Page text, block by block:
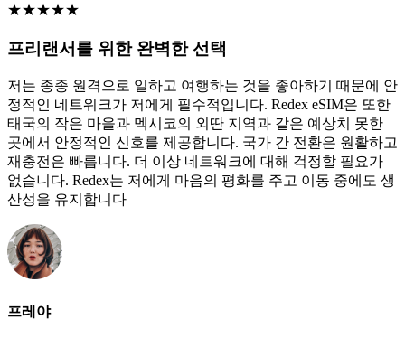
★★★★★
프리랜서를 위한 완벽한 선택
저는 종종 원격으로 일하고 여행하는 것을 좋아하기 때문에 안
정적인 네트워크가 저에게 필수적입니다. Redex eSIM은 또한
태국의 작은 마을과 멕시코의 외딴 지역과 같은 예상치 못한
곳에서 안정적인 신호를 제공합니다. 국가 간 전환은 원활하고
재충전은 빠릅니다. 더 이상 네트워크에 대해 걱정할 필요가
없습니다. Redex는 저에게 마음의 평화를 주고 이동 중에도 생
산성을 유지합니다
프레야